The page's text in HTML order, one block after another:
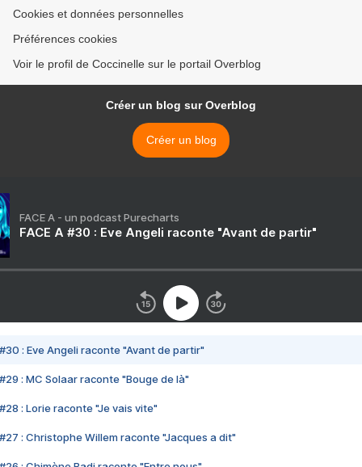
Cookies et données personnelles
Préférences cookies
Voir le profil de Coccinelle sur le portail Overblog
Créer un blog sur Overblog
Créer un blog
FACE A - un podcast Purecharts
FACE A #30 : Eve Angeli raconte "Avant de partir"
#30 : Eve Angeli raconte "Avant de partir"
#29 : MC Solaar raconte "Bouge de là"
#28 : Lorie raconte "Je vais vite"
#27 : Christophe Willem raconte "Jacques a dit"